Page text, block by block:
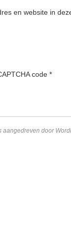
en website in
code *
aangedreven door